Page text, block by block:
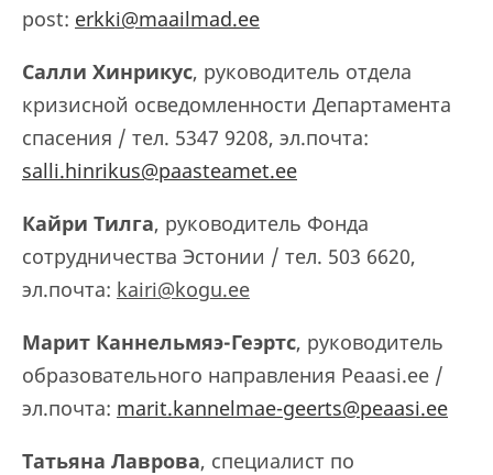
post: erkki@maailmad.ee
Салли Хинрикус, руководитель отдела
кризисной осведомленности Департамента
спасения / тел. 5347 9208, эл.почта:
salli.hinrikus@paasteamet.ee
Кайри Тилга, руководитель Фонда
сотрудничества Эстонии / тел. 503 6620,
эл.почта: kairi@kogu.ee
Марит Каннельмяэ-Геэртс, руководитель
образовательного направления Peaasi.ee /
эл.почта: marit.kannelmae-geerts@peaasi.ee
Татьяна Лаврова, специалист по